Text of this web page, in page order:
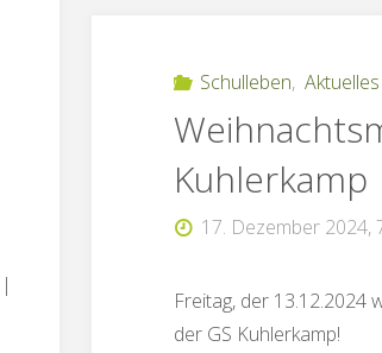
Schulleben, Aktuelles
Kuhlerkamp
17. Dezember 2024,
Freitag, der 13.12.2024
der GS Kuhlerkamp!
|